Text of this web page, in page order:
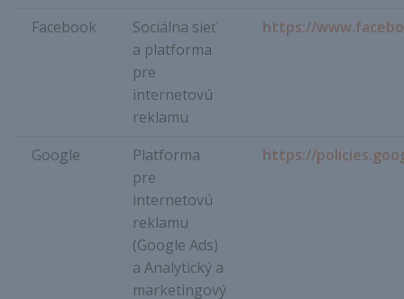
Facebook
Sociálna sieť
a platforma
pre
internetovú
reklamu
https://
Google
Platforma
pre
internetovú
reklamu
(Google Ads)
a Analytický a
marketingový
https://